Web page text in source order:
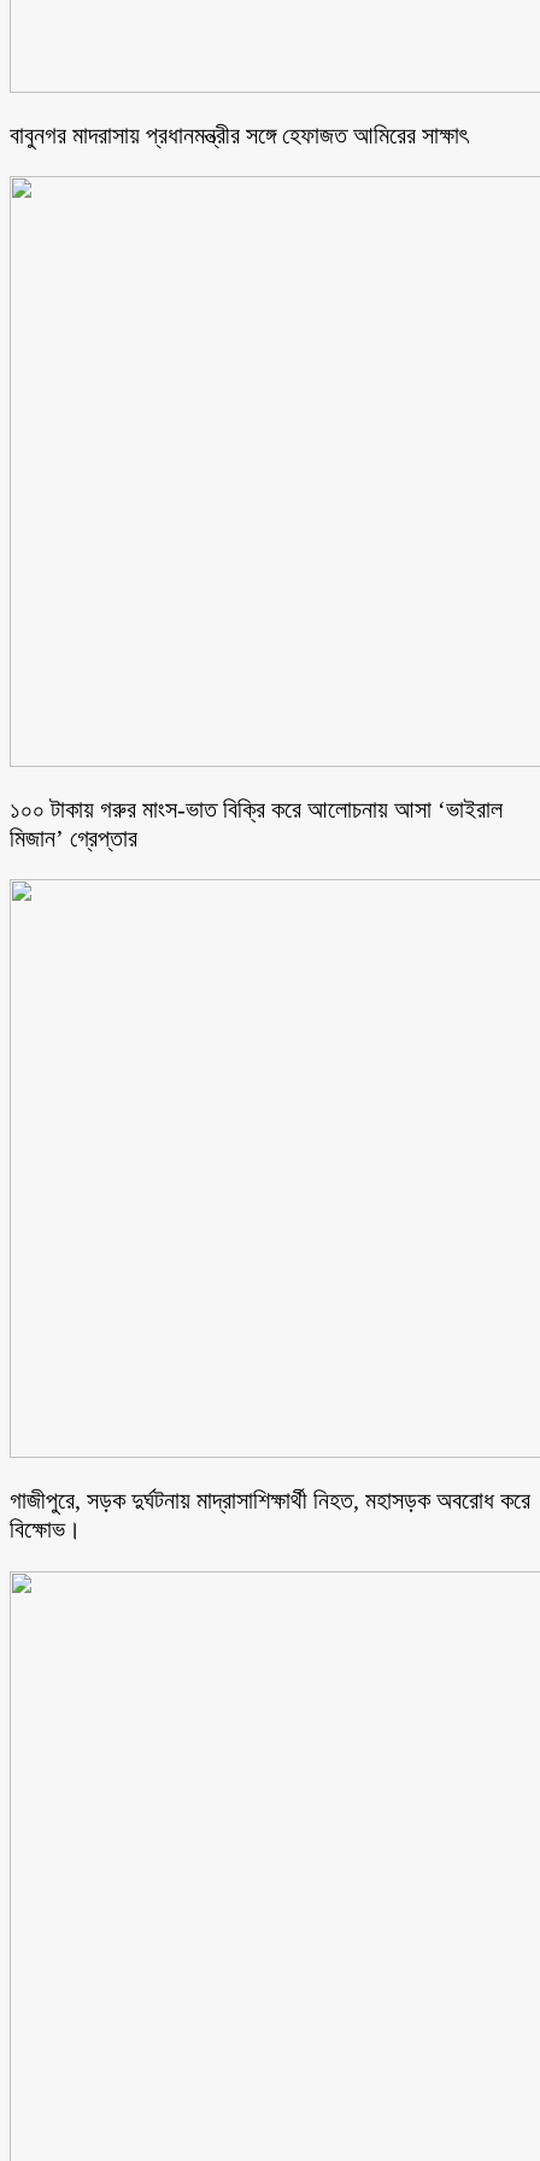
বাবুনগর মাদরাসায় প্রধানমন্ত্রীর সঙ্গে হেফাজত আমিরের সাক্ষাৎ
১০০ টাকায় গরুর মাংস-ভাত বিক্রি করে আলোচনায় আসা ‘ভাইরাল
মিজান’ গ্রেপ্তার
গাজীপুরে, সড়ক দুর্ঘটনায় মাদ্রাসাশিক্ষার্থী নিহত, মহাসড়ক অবরোধ করে
বিক্ষোভ।